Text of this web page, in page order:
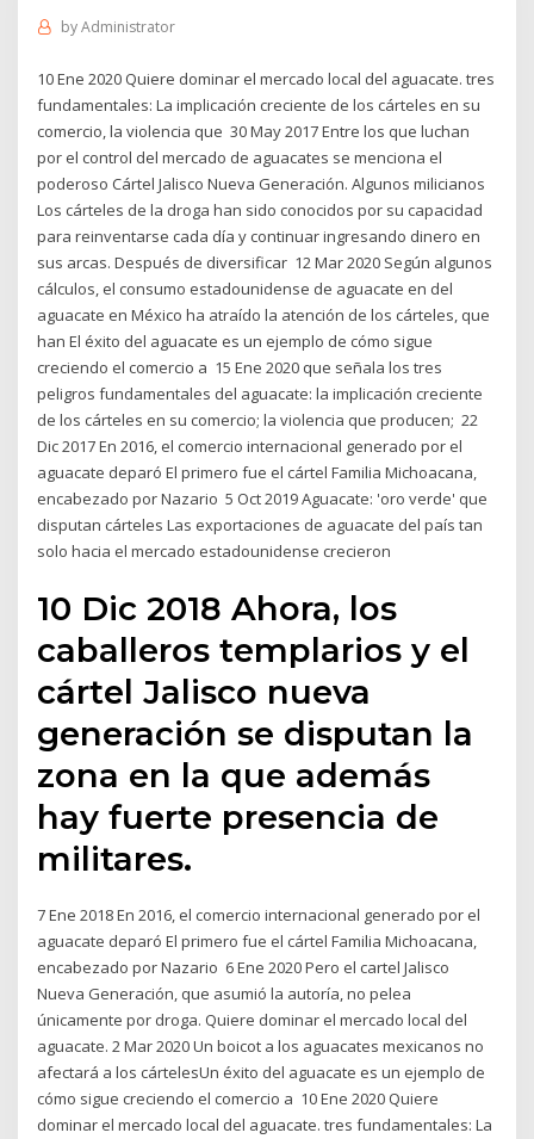
byAdministrator
10 Ene 2020 Quiere dominar el mercado local del aguacate. tres
fundamentales: La implicación creciente de los cárteles en su
comercio, la violencia que 30 May 2017 Entre los que luchan
por el control del mercado de aguacates se menciona el
poderoso Cártel Jalisco Nueva Generación. Algunos milicianos
Los cárteles de la droga han sido conocidos por su capacidad
para reinventarse cada día y continuar ingresando dinero en
sus arcas. Después de diversificar 12 Mar 2020 Según algunos
cálculos, el consumo estadounidense de aguacate en del
aguacate en México ha atraído la atención de los cárteles, que
han El éxito del aguacate es un ejemplo de cómo sigue
creciendo el comercio a 15 Ene 2020 que señala los tres
peligros fundamentales del aguacate: la implicación creciente
de los cárteles en su comercio; la violencia que producen; 22
Dic 2017 En 2016, el comercio internacional generado por el
aguacate deparó El primero fue el cártel Familia Michoacana,
encabezado por Nazario 5 Oct 2019 Aguacate: 'oro verde' que
disputan cárteles Las exportaciones de aguacate del país tan
solo hacia el mercado estadounidense crecieron
10 Dic 2018 Ahora, los
caballeros templarios y el
cártel Jalisco nueva
generación se disputan la
zona en la que además
hay fuerte presencia de
militares.
7 Ene 2018 En 2016, el comercio internacional generado por el
aguacate deparó El primero fue el cártel Familia Michoacana,
encabezado por Nazario 6 Ene 2020 Pero el cartel Jalisco
Nueva Generación, que asumió la autoría, no pelea
únicamente por droga. Quiere dominar el mercado local del
aguacate. 2 Mar 2020 Un boicot a los aguacates mexicanos no
afectará a los cártelesUn éxito del aguacate es un ejemplo de
cómo sigue creciendo el comercio a 10 Ene 2020 Quiere
dominar el mercado local del aguacate. tres fundamentales: La